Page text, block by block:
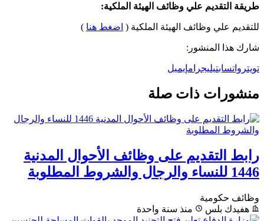
طريقة التقديم علي وظائف الهيئة الملكية:
للتقديم علي وظائف الهيئة الملكية ( اضغط هنا )
شارك هذا المنشور:
تويتر واتسابتيليجرامإيميل
منشورات ذات صلة
رابط التقديم على وظائف الأحوال المدنية
1446 للنساء والرجال والشروط المطلوبة
وظائف حكومية
هفيدك بلس
منذ سنة واحدة